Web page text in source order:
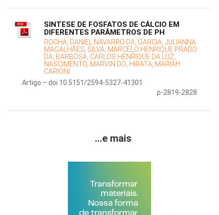
SINTESE DE FOSFATOS DE CÁLCIO EM
DIFERENTES PARÂMETROS DE PH
ROCHA, DANIEL NAVARRO DA; GARCIA, JULIANNA
MAGALHÃES; SILVA, MARCELO HENRIQUE PRADO
DA; BARBOSA, CARLOS HENRIQUE DA LUZ;
NASCIMENTO, MARVIN DO; HIRATA, MARIÁH
CARIONI
Artigo – doi 10.5151/2594-5327-41301
p-2819-2828
...e mais